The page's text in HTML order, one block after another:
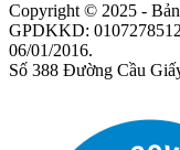
Copyright © 2025 -
GPDKKD:
06/01/2016.
Số 388 Đường Cầu